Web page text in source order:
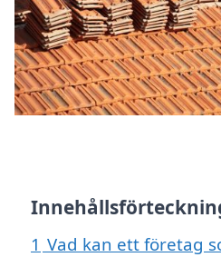
1 Vad kan ett företag